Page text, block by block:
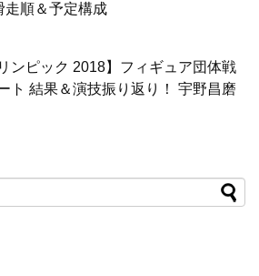
走順＆予定構成
ンピック 2018】フィギュア団体戦
ト 結果＆演技振り返り！ 宇野昌磨